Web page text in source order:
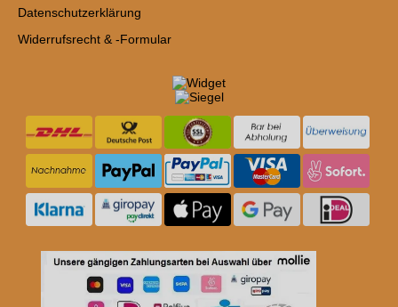
Datenschutzerklärung
Widerrufsrecht & -Formular